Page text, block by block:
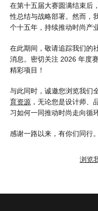
在第十五届大赛圆满结束后
性总结与战略部署。然而，
个十五年，持续推动时尚产
在此期间，敬请追踪我们的
消息。密切关注 2026 年度
精彩项目！
与此同时，诚邀您浏览我们
育资源 ，无论您是设计师、
习如何一同推动时尚走向循
感谢一路以来，有你们同行。
浏览